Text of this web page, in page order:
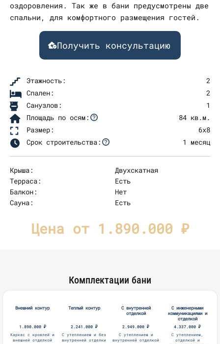
оздоровления. Так же в бани предусмотрены две
спальни, для комфортного размещения гостей.
Получить консультацию
Этажность:
2
Спален:
2
Санузлов:
1
Площадь по осям:
84 кв.м.
Размер:
6х8
Срок строительства:
1 месяц
Крыша:
Двухскатная
Терраса:
Есть
Балкон:
Нет
Сауна:
Есть
Цена от 1.890.000 ₽
Комплектации бани
Внешний контур
1.890.000 ₽
Каркас с кровлей и
внешней отделкой
Теплый контур
2.241.000 ₽
С утеплением и без
внутренней отделки
С внутренней
отделкой
2.949.000 ₽
С утеплением и
внутренней отделкой
С инженерными
коммуникациями и
отделкой
4.337.000 ₽
С утеплением,
отделкой и